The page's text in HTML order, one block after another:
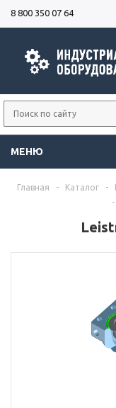
8 800 350 07 64
МЕНЮ
Главная - Каталог -
-